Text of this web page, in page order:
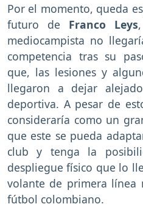
Por el momento, queda
futuro de Franco Leys
mediocampista no
competencia tras su
que, las lesiones y
llegaron a dejar
deportiva. A pesar de
consideraría como un
que este se pueda
club y tenga la
despliegue físico que lo
volante de primera línea
fútbol colombiano.